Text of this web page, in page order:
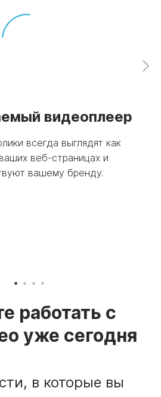
видеоплеер
всегда выглядят как
веб-страницах и
вашему бренду.
работать с
уже сегодня
в которые вы